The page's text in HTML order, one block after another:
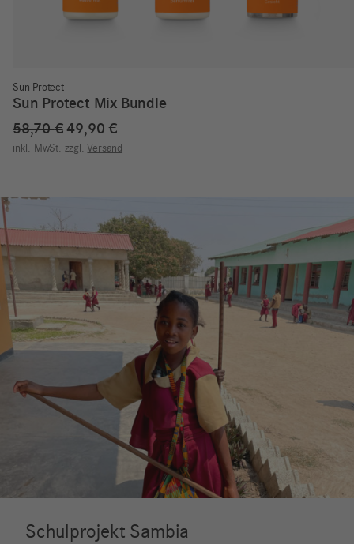
Sun Protect
Sun Protect Mix Bundle
58,70€ Ursprünglicher
Preis
49,90€Aktueller
Preis
inkl. MwSt. zzgl. Versand
Schulprojekt Sambia